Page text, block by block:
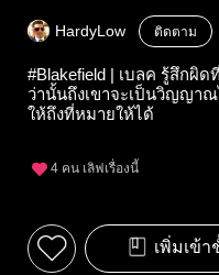
HardyLow ติดตาม
#Blakefield | เบลค รู้สึกผิ
ว่านั้นถึงเขาจะเป็นวิญญา
ให้ถึงที่หมายให้ได้
4 คน เลิฟเรื่องนี้
เพิ่มเข้า